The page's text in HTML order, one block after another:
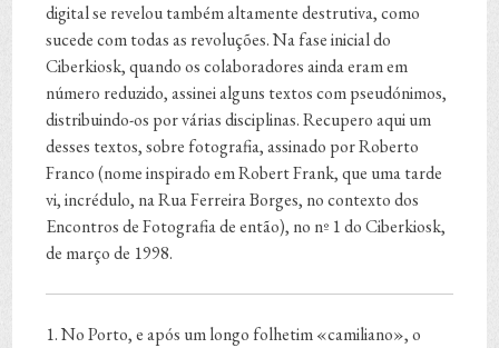
digital se revelou também altamente destrutiva, como
sucede com todas as revoluções. Na fase inicial do
Ciberkiosk, quando os colaboradores ainda eram em
número reduzido, assinei alguns textos com pseudónimos,
distribuindo-os por várias disciplinas. Recupero aqui um
desses textos, sobre fotografia, assinado por Roberto
Franco (nome inspirado em Robert Frank, que uma tarde
vi, incrédulo, na Rua Ferreira Borges, no contexto dos
Encontros de Fotografia de então), no nº 1 do Ciberkiosk,
de março de 1998.
1. No Porto, e após um longo folhetim «camiliano», o